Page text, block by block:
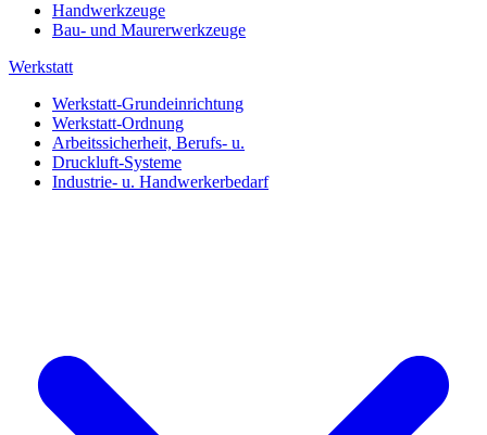
Handwerkzeuge
Bau- und Maurerwerkzeuge
Werkstatt
Werkstatt-Grundeinrichtung
Werkstatt-Ordnung
Arbeitssicherheit, Berufs- u.
Druckluft-Systeme
Industrie- u. Handwerkerbedarf